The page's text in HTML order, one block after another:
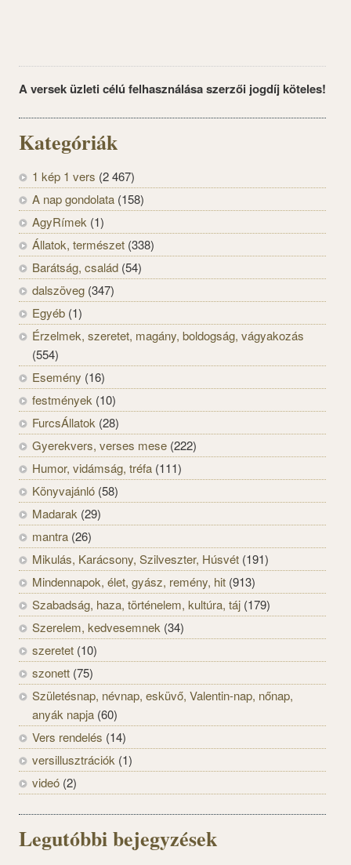
A versek üzleti célú felhasználása szerzői jogdíj köteles!
Kategóriák
1 kép 1 vers (2 467)
A nap gondolata (158)
AgyRímek (1)
Állatok, természet (338)
Barátság, család (54)
dalszöveg (347)
Egyéb (1)
Érzelmek, szeretet, magány, boldogság, vágyakozás
(554)
Esemény (16)
festmények (10)
FurcsÁllatok (28)
Gyerekvers, verses mese (222)
Humor, vidámság, tréfa (111)
Könyvajánló (58)
Madarak (29)
mantra (26)
Mikulás, Karácsony, Szilveszter, Húsvét (191)
Mindennapok, élet, gyász, remény, hit (913)
Szabadság, haza, történelem, kultúra, táj (179)
Szerelem, kedvesemnek (34)
szeretet (10)
szonett (75)
Születésnap, névnap, esküvő, Valentin-nap, nőnap,
anyák napja (60)
Vers rendelés (14)
versillusztrációk (1)
videó (2)
Legutóbbi bejegyzések